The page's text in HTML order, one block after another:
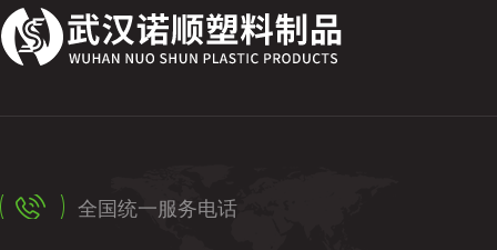
全国统一服务电话